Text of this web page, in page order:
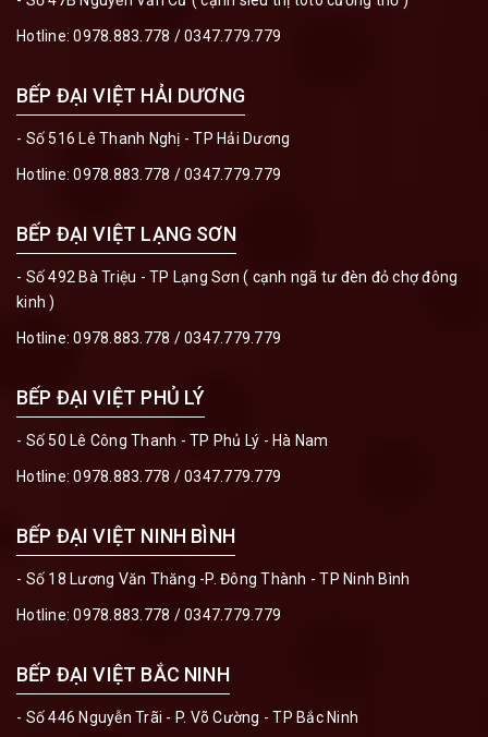
Hotline:0978.883.778 /0347.779.779
BẾP ĐẠI VIỆT HẢI DƯƠNG
- Số 516 Lê Thanh Nghị - TP Hải Dương
Hotline:0978.883.778 /0347.779.779
BẾP ĐẠI VIỆT LẠNG SƠN
- Số 492 Bà Triệu - TP Lạng Sơn ( cạnh ngã tư đèn đỏ chợ đông
kinh )
Hotline:0978.883.778 /0347.779.779
BẾP ĐẠI VIỆT PHỦ LÝ
- Số 50 Lê Công Thanh - TP Phủ Lý - Hà Nam
Hotline:0978.883.778 /0347.779.779
BẾP ĐẠI VIỆT NINH BÌNH
- Số 18 Lương Văn Thăng -P. Đông Thành - TP Ninh Bình
Hotline:0978.883.778 /0347.779.779
BẾP ĐẠI VIỆT BẮC NINH
- Số 446 Nguyễn Trãi - P. Võ Cường - TP Bắc Ninh